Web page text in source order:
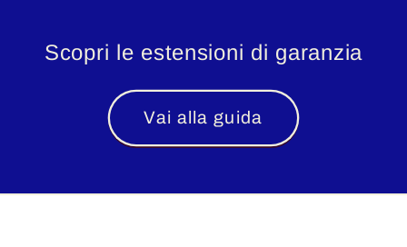
Scopri le estensioni di garanzia
Vai alla guida